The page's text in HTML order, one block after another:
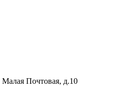
Малая Почтовая, д.10